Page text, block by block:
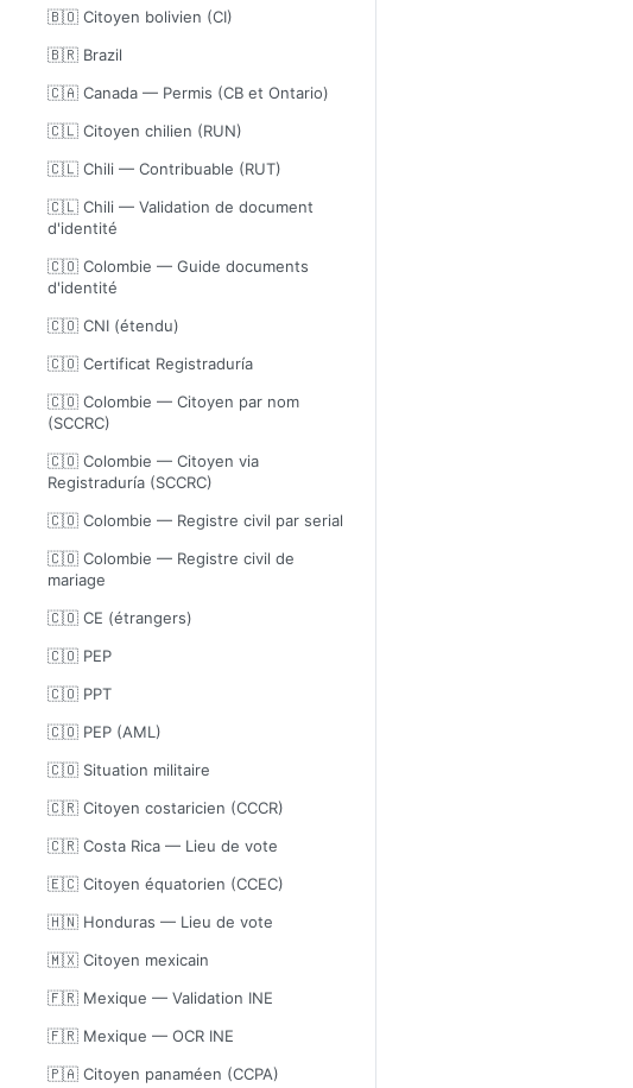
🇧🇴 Citoyen bolivien (CI)
🇧🇷 Brazil
🇨🇦 Canada — Permis (CB et Ontario)
🇨🇱 Citoyen chilien (RUN)
🇨🇱 Chili — Contribuable (RUT)
🇨🇱 Chili — Validation de document
d'identité
🇨🇴 Colombie — Guide documents
d'identité
🇨🇴 CNI (étendu)
🇨🇴 Certificat Registraduría
🇨🇴 Colombie — Citoyen par nom
(SCCRC)
🇨🇴 Colombie — Citoyen via
Registraduría (SCCRC)
🇨🇴 Colombie — Registre civil par serial
🇨🇴 Colombie — Registre civil de
mariage
🇨🇴 CE (étrangers)
🇨🇴 PEP
🇨🇴 PPT
🇨🇴 PEP (AML)
🇨🇴 Situation militaire
🇨🇷 Citoyen costaricien (CCCR)
🇨🇷 Costa Rica — Lieu de vote
🇪🇨 Citoyen équatorien (CCEC)
🇭🇳 Honduras — Lieu de vote
🇲🇽 Citoyen mexicain
🇫🇷 Mexique — Validation INE
🇫🇷 Mexique — OCR INE
🇵🇦 Citoyen panaméen (CCPA)